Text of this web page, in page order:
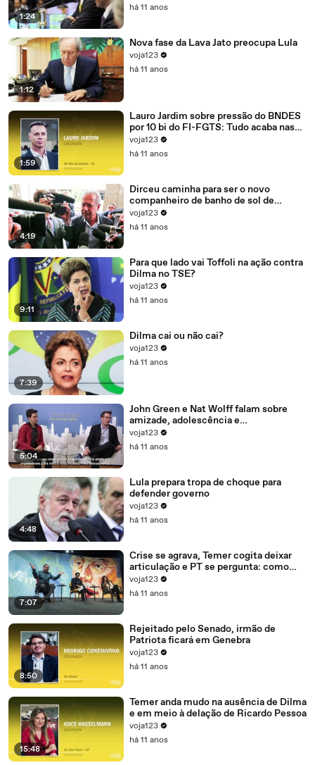
1:24
há 11 anos
1:12
Nova fase da Lava Jato preocupa Lula
voja123
há 11 anos
1:59
Lauro Jardim sobre pressão do BNDES
por 10 bi do FI-FGTS: Tudo acaba nas
mãos de Cunha
voja123
há 11 anos
4:19
Dirceu caminha para ser o novo
companheiro de banho de sol de
Marcelo Odebrecht e Cia.
voja123
há 11 anos
9:11
Para que lado vai Toffoli na ação contra
Dilma no TSE?
voja123
há 11 anos
7:39
Dilma cai ou não cai?
voja123
há 11 anos
5:04
John Green e Nat Wolff falam sobre
amizade, adolescência e
amadurecimento
voja123
há 11 anos
4:48
Lula prepara tropa de choque para
defender governo
voja123
há 11 anos
7:07
Crise se agrava, Temer cogita deixar
articulação e PT se pergunta: como
recompor o governo?
voja123
há 11 anos
8:50
Rejeitado pelo Senado, irmão de
Patriota ficará em Genebra
voja123
há 11 anos
15:48
Temer anda mudo na ausência de Dilma
e em meio à delação de Ricardo Pessoa
voja123
há 11 anos